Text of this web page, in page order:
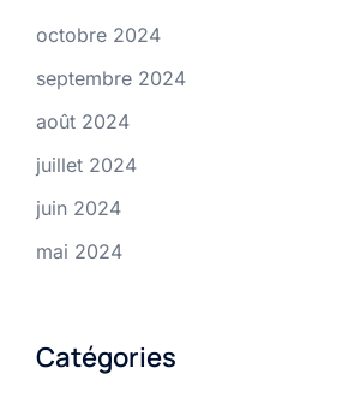
octobre 2024
septembre 2024
août 2024
juillet 2024
juin 2024
mai 2024
Catégories